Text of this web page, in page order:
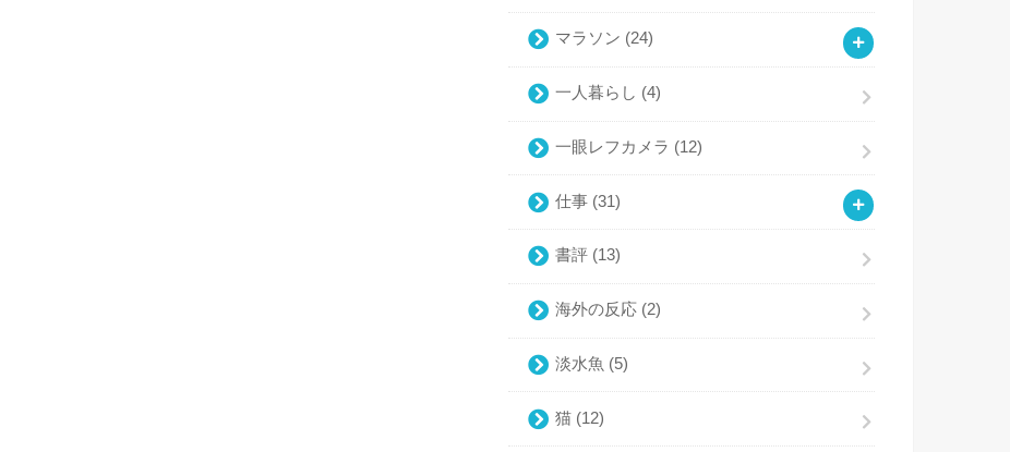
マラソン (24)
一人暮らし (4)
一眼レフカメラ (12)
仕事 (31)
書評 (13)
海外の反応 (2)
淡水魚 (5)
猫 (12)